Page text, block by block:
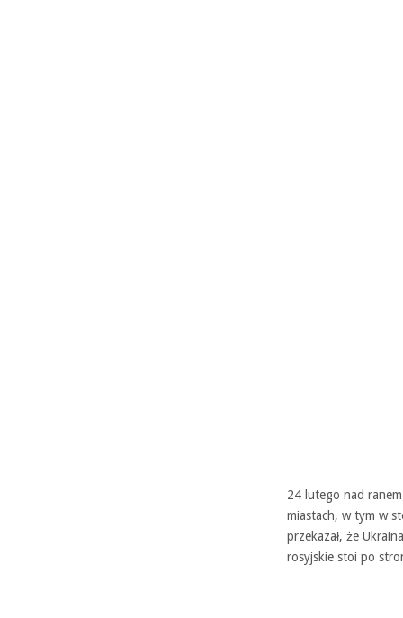
24 lutego nad
miastach, w tym w
przekazał, że
rosyjskie stoi po